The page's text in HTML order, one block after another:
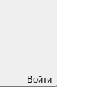
Войти